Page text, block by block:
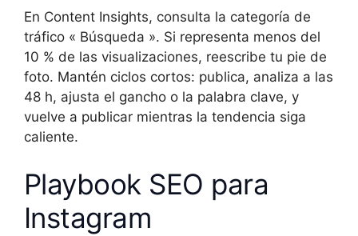
En Content Insights, consulta la categoría de
tráfico « Búsqueda ». Si representa menos del
10 % de las visualizaciones, reescribe tu pie de
foto. Mantén ciclos cortos: publica, analiza a las
48 h, ajusta el gancho o la palabra clave, y
vuelve a publicar mientras la tendencia siga
caliente.
Playbook SEO para
Instagram